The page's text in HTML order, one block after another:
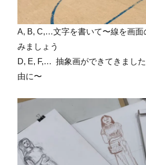
A, B, C,…文字を書いて〜線を画面
みましょう
D, E, F,… 抽象画ができてきまし
由に〜